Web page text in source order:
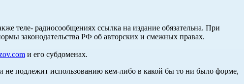
теле- радиосообщениях ссылка на издание обязательна. При
законодательства РФ об авторских и смежных правах.
и его субдоменах.
не подлежит использованию кем-либо в какой бы то ни было форме,